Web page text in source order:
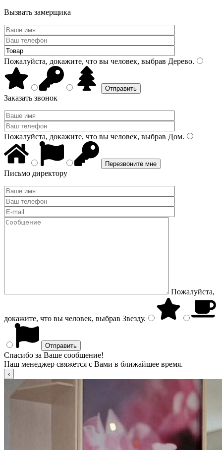
Вызвать замерщика
Пожалуйста, докажите, что вы человек, выбрав Дерево.
Заказать звонок
Пожалуйста, докажите, что вы человек, выбрав Дом.
Письмо директору
Пожалуйста,
докажите, что вы человек, выбрав Звезду.
Спасибо за Ваше сообщение!
Наш менеджер свяжется с Вами в ближайшее время.